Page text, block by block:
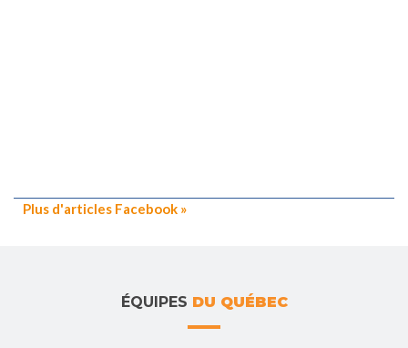
Plus d'articles Facebook »
ÉQUIPES DU QUÉBEC